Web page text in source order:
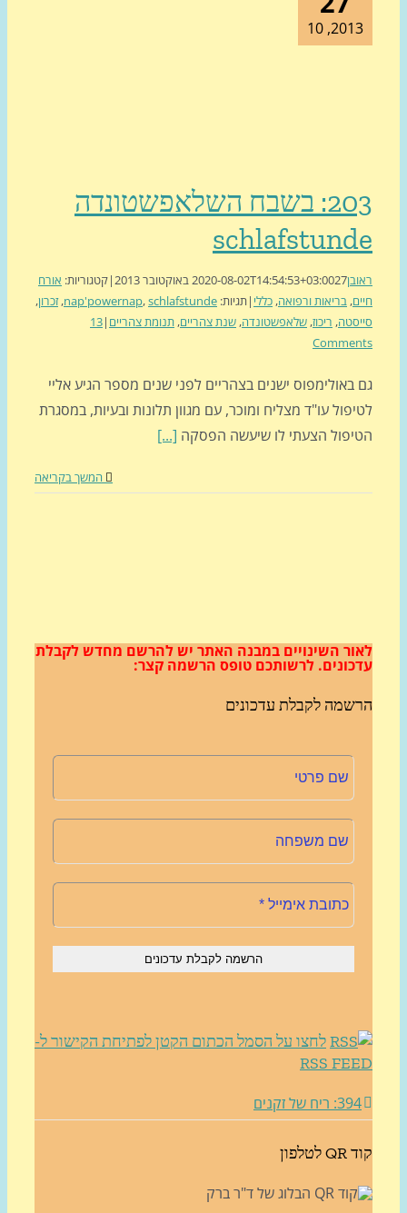
203: בשבח השלאפשטונדה
2020-08-02T14:54:53+03:00
|קטגוריות:אורח
בריאות ורפואה,כללי|תגיות: nap'powernap,schlafstunde
,זכרון,
ריכוז,שלאפשטונדה,שנת צהריים,תנומת צהריים|
13
באולימפוס ישנים בצהריים לפני שנים מספר הגיע אליי
עו"ד מצליח ומוכר, עם מגוון תלונות ובעיות, במסגרת
הצעתי לו שיעשה הפסקה[...]
המשך בקריאה
השינויים במבנה האתריש להרשם מחדש לקבלת
לרשותכם טופס הרשמה קצר:
לקבלת עדכונים
לחצו על הסמל הכתום הקטן לפתיחת הקישור ל-
RSS